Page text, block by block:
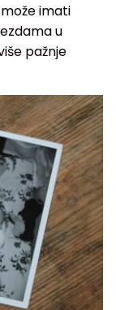
imati
u
pažnje